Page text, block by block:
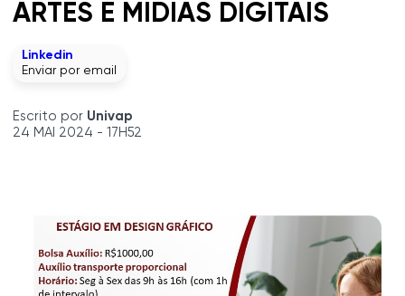
ARTES E MÍDIAS DIGITAIS
Linkedin
Enviar por email
Escrito por Univap
24 MAI 2024 - 17H52